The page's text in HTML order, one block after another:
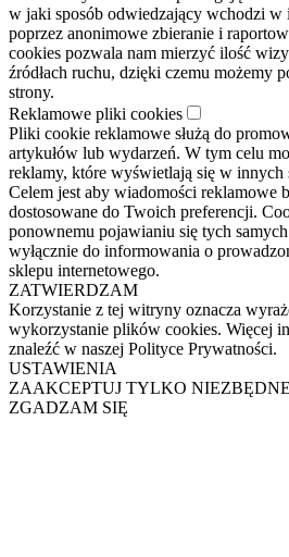
w jaki sposób odwiedzający wchodzi w
poprzez anonimowe zbieranie i
cookies pozwala nam mierzyć ilość
źródłach ruchu, dzięki czemu możemy
strony.
Reklamowe pliki cookies
Pliki cookie reklamowe służą do
artykułów lub wydarzeń. W tym celu
reklamy, które wyświetlają się w innych
Celem jest aby wiadomości reklamowe
dostosowane do Twoich preferencji.
ponownemu pojawianiu się tych
wyłącznie do informowania o
sklepu internetowego.
ZATWIERDZAM
Korzystanie z tej witryny oznacza
wykorzystanie plików cookies. Więcej
znaleźć w naszej Polityce Prywatności.
USTAWIENIA
ZAAKCEPTUJ TYLKO NIEZBĘDNE
ZGADZAM SIĘ